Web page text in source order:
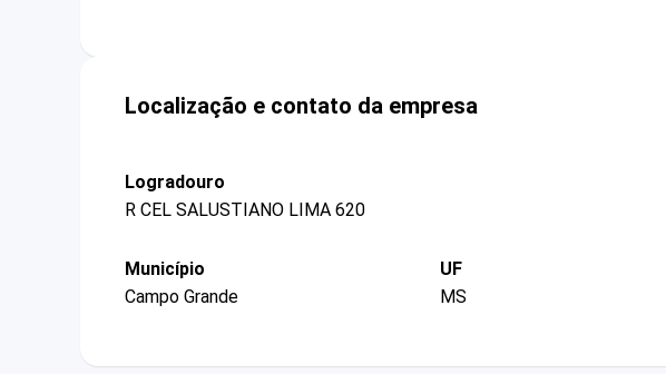
Localização e contato da empresa
Logradouro
R CEL SALUSTIANO LIMA 620
Município
Campo Grande
UF
MS